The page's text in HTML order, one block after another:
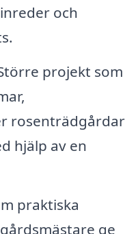
och
projekt som
rosenträdgårdar
hjälp av en
praktiska
ge